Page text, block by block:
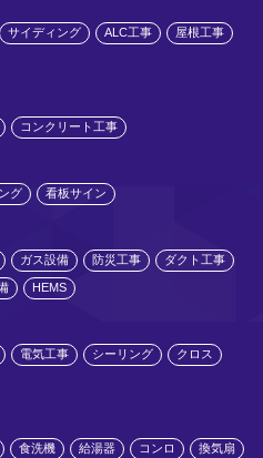
サイディング ALC工事 屋根工事
コンクリート工事
グ 看板サイン
ガス設備 防災工事 ダクト工事
HEMS
電気工事 シーリング クロス
食洗機 給湯器 コンロ 換気扇